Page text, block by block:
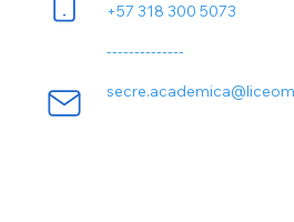
+57 318 300 5073
--------------